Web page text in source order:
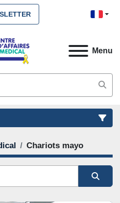
Menu
NETTOYEZ TOUS
Chariots mayo